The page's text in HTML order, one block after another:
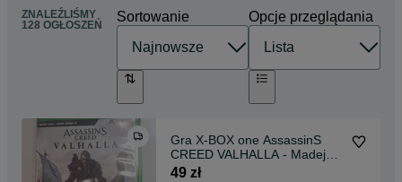
ZNALEŹLIŚMY
128 OGŁOSZEŃ
Sortowanie Opcje przeglądania
Gra X-BOX one AssassinS
CREED VALHALLA - Madej
Gorlice Mickiewicza -
49 zł